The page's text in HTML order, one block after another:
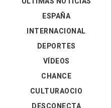
ESPAÑA
INTERNACIONAL
DEPORTES
VÍDEOS
CHANCE
CULTURAOCIO